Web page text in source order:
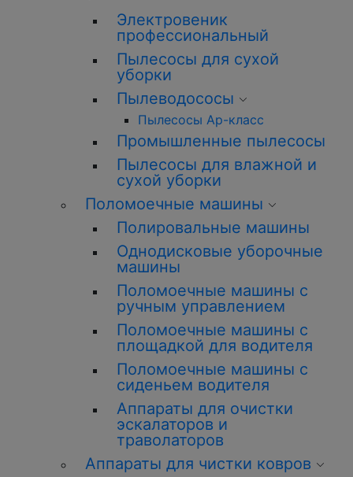
Электровеник
профессиональный
Пылесосы для сухой
уборки
Пылеводососы
Пылесосы Ар-класс
Промышленные пылесосы
Пылесосы для влажной и
сухой уборки
Поломоечные машины
Полировальные машины
Однодисковые уборочные
машины
Поломоечные машины с
ручным управлением
Поломоечные машины с
площадкой для водителя
Поломоечные машины с
сиденьем водителя
Аппараты для очистки
эскалаторов и
траволаторов
Аппараты для чистки ковров